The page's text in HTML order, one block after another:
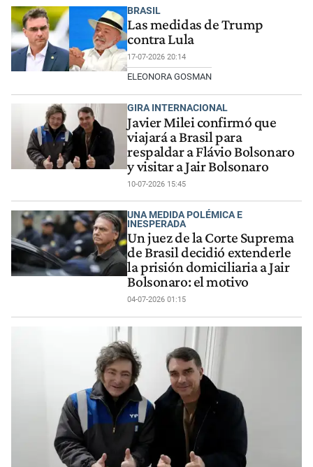
BRASIL
Las medidas de Trump
contra Lula
17-07-2026 20:14
ELEONORA GOSMAN
GIRA INTERNACIONAL
Javier Milei confirmó que
viajará a Brasil para
respaldar a Flávio Bolsonaro
y visitar a Jair Bolsonaro
10-07-2026 15:45
UNA MEDIDA POLÉMICA E
INESPERADA
Un juez de la Corte Suprema
de Brasil decidió extenderle
la prisión domiciliaria a Jair
Bolsonaro: el motivo
04-07-2026 01:15